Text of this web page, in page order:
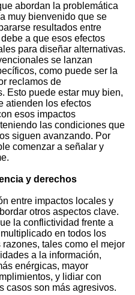
abordan la problemática
muy bienvenido que se
resultados entre
a que esos efectos
para diseñar alternativas.
se lanzan
como puede ser la
reclamos de
Esto puede estar muy bien,
atienden los efectos
esos impactos
las condiciones que
siguen avanzando. Por
comenzar a señalar y
y derechos
entre impactos locales y
otros aspectos clave.
la conflictividad frente a
en todos los
tales como el mejor
a la información,
enérgicas, mayor
y lidiar con
casos son más agresivos.